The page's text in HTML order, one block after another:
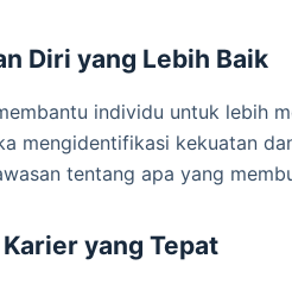
Diri yang Lebih Baik
individu untuk lebih
mengidentifikasi kekuatan
tentang apa yang
yang Tepat